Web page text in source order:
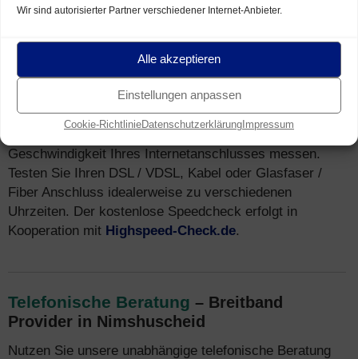
Wir sind autorisierter Partner verschiedener Internet-Anbieter.
Alle akzeptieren
Einstellungen anpassen
Cookie-RichtlinieDatenschutzerklärungImpressum
Speedtestfür Breitband Anschluss in
Nimshuscheid (Breitband Messung)
Sie wohnen in Nimshuscheid und nutzen einen Breitband
Internet Anschluss (z.B. DSL)? Mit unseremSpeedtest
können Sie kostenfrei und unverbindlich die tatsächliche
Geschwindigkeit Ihres Internetanschlusses messen.
Testen Sie Ihren DSL / VDSL, Kabel oder Glasfaser /
Fiber Anschluss idealerweise zu verschiedenen
Uhrzeiten. Der kostenlose Speedcheck erfolgt in
Kooperation mit Highspeed-Check.de.
Telefonische Beratung – Breitband
Provider in Nimshuscheid
Nutzen Sie unsere unabhängige telefonische Beratung